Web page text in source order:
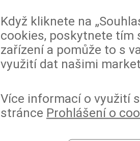
Když kliknete na
cookies, poskytnete tím
zařízení a pomůže to s
využití dat našimi
Více informací o využití
stránce Prohlášení o